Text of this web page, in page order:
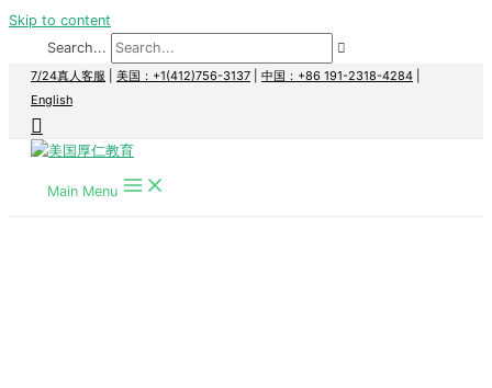
Skip to content
Search...
7/24真人客服 美国：+1(412)756-3137 中国：+86 191-2318-4284
English
Main Menu